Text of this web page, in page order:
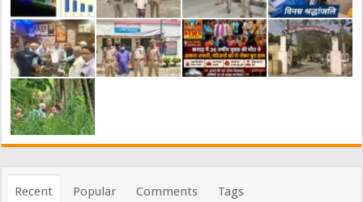
Recent Popular Comments Tags